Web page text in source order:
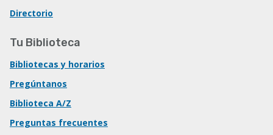
Directorio
Tu Biblioteca
Bibliotecas y horarios
Pregúntanos
Biblioteca A/Z
Preguntas frecuentes